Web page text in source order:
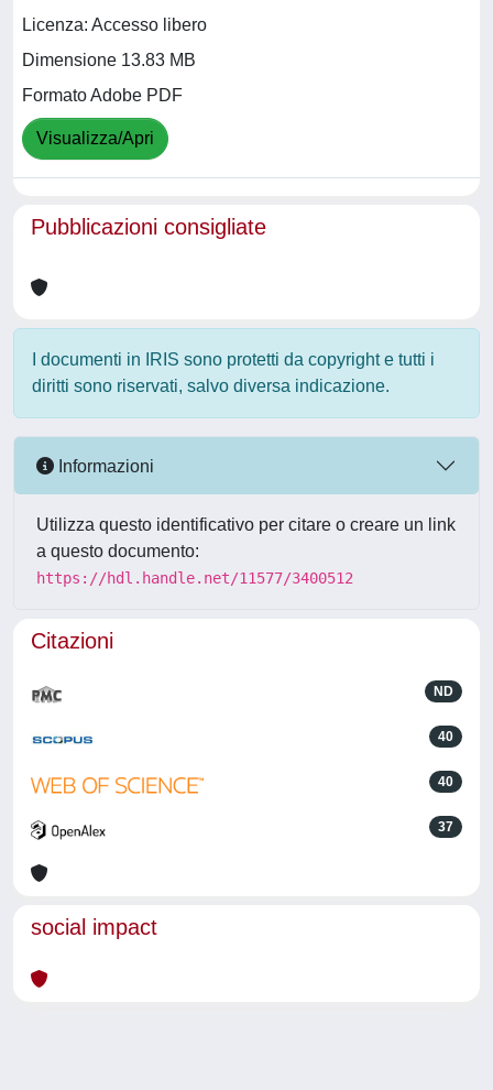
Licenza: Accesso libero
Dimensione 13.83 MB
Formato Adobe PDF
Visualizza/Apri
Pubblicazioni consigliate
I documenti in IRIS sono protetti da copyright e tutti i
diritti sono riservati, salvo diversa indicazione.
Informazioni
Utilizza questo identificativo per citare o creare un link
a questo documento:
https://hdl.handle.net/11577/3400512
Citazioni
ND
40
40
37
social impact